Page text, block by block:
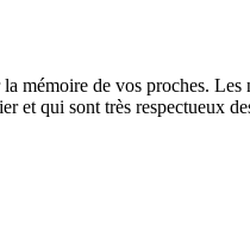
mémoire de vos proches.
et qui sont très respectueux